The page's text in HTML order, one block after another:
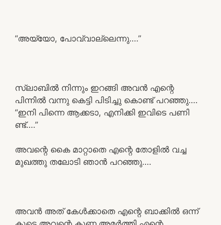
“അയ്യോ, പോവ്വാല്ലെന്നു….”
സ്ലാബിൽ നിന്നും ഇറങ്ങി അവൻ എന്റെ
പിന്നിൽ വന്നു കെട്ടി പിടിച്ചു കൊണ്ട് പറഞ്ഞു….
“ഇനി പിന്നെ ആക്കടാ, എനിക്കി ഇവിടെ പണി
ണ്ട്….”
അവന്റെ കൈ മാറ്റാതെ എന്റെ തോളിൽ വച്ച
മുഖത്തു തലോടി ഞാൻ പറഞ്ഞു….
അവൻ അത് കേൾക്കാതെ എന്റെ ബാക്കിൽ ഒന്ന്